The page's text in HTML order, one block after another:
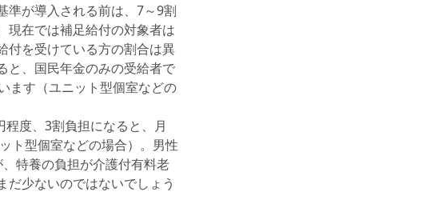
準が導入される前は、7～9割
現在では補足給付の対象者は
付を受けている方の割合は異
と、国民年金のみの受給者で
ます（ユニット型個室などの
度、3割負担になると、月
ト型個室などの場合）。男性
特養の負担が介護付有料老
だ少ないのではないでしょう